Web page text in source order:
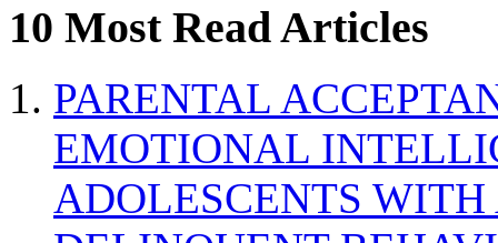
10 Most Read Articles
PARENTAL
EMOTIONAL
ADOLESCENTS